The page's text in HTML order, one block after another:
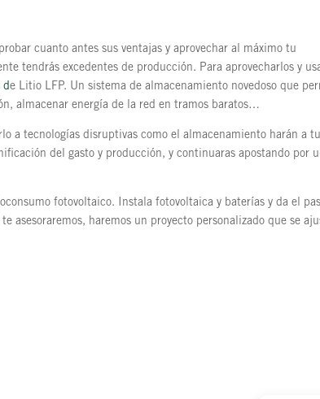
cuanto antes sus ventajas y aprovechar al máximo tu
tendrás excedentes de producción. Para aprovecharlos y
de Litio LFP. Un sistema de almacenamiento novedoso que
almacenar energía de la red en tramos baratos…
a tecnologías disruptivas como el almacenamiento harán a tu
del gasto y producción, y continuaras apostando por
fotovoltaico. Instala fotovoltaica y baterías y da el
asesoraremos, haremos un proyecto personalizado que se